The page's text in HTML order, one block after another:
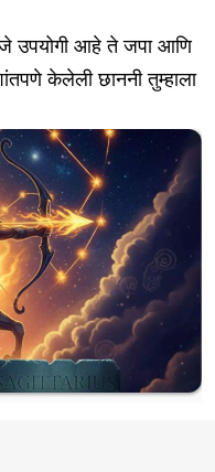
जे उपयोगी आहे ते जपा आणि
केलेली छाननी तुम्हाला